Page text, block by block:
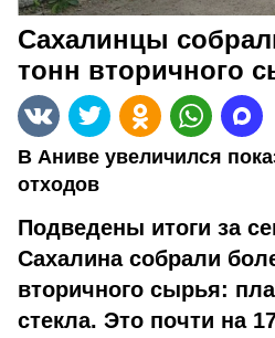
Сахалинцы
тонн вторичного
В Аниве увеличился
отходов
Подведены итоги за
Сахалина собрали
вторичного сырья:
стекла. Это почти на